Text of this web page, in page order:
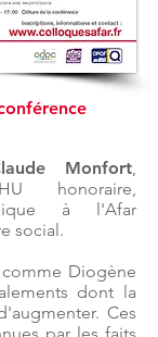
Monfort,
honoraire,
à l'Afar
social.
comme Diogène
dont la
Ces